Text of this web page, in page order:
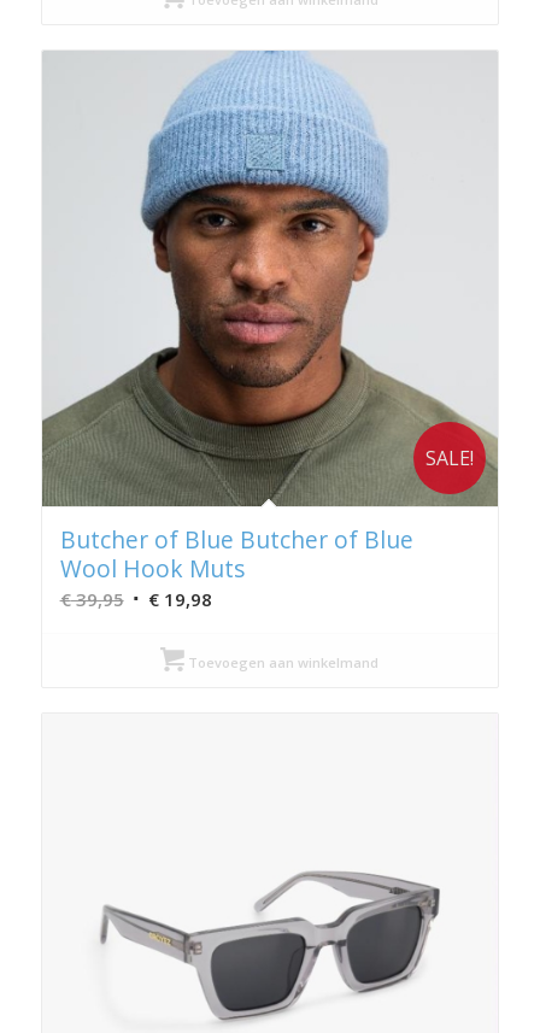
SALE!
Butcher of Blue Butcher of Blue
Wool Hook Muts
€39,95 Oorspronkelijke
was:
€19,98Huidige
is:
Toevoegen aan winkelmand